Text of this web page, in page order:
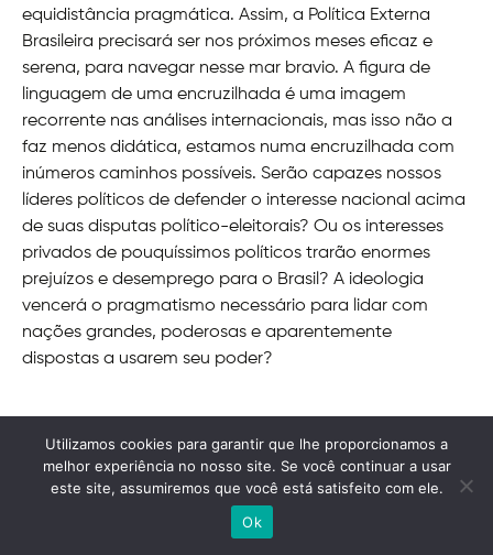
equidistância pragmática. Assim, a Política Externa
Brasileira precisará ser nos próximos meses eficaz e
serena, para navegar nesse mar bravio. A figura de
linguagem de uma encruzilhada é uma imagem
recorrente nas análises internacionais, mas isso não a
faz menos didática, estamos numa encruzilhada com
inúmeros caminhos possíveis. Serão capazes nossos
líderes políticos de defender o interesse nacional acima
de suas disputas político-eleitorais? Ou os interesses
privados de pouquíssimos políticos trarão enormes
prejuízos e desemprego para o Brasil? A ideologia
vencerá o pragmatismo necessário para lidar com
nações grandes, poderosas e aparentemente
dispostas a usarem seu poder?
Utilizamos cookies para garantir que lhe proporcionamos a
melhor experiência no nosso site. Se você continuar a usar
este site, assumiremos que você está satisfeito com ele.
Ok